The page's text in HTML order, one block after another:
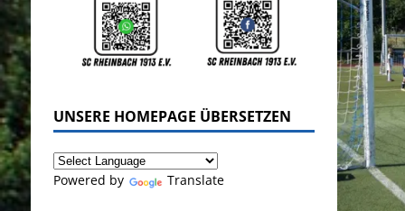
UNSERE HOMEPAGE ÜBERSETZEN
Powered by Translate